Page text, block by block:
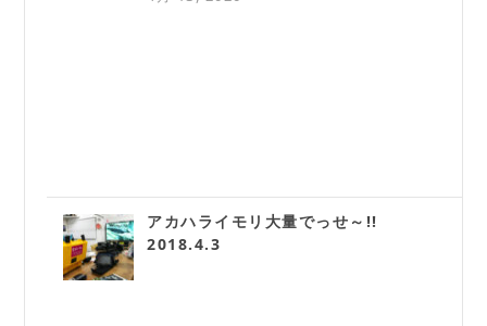
アカハライモリ大量でっせ～!!
2018.4.3